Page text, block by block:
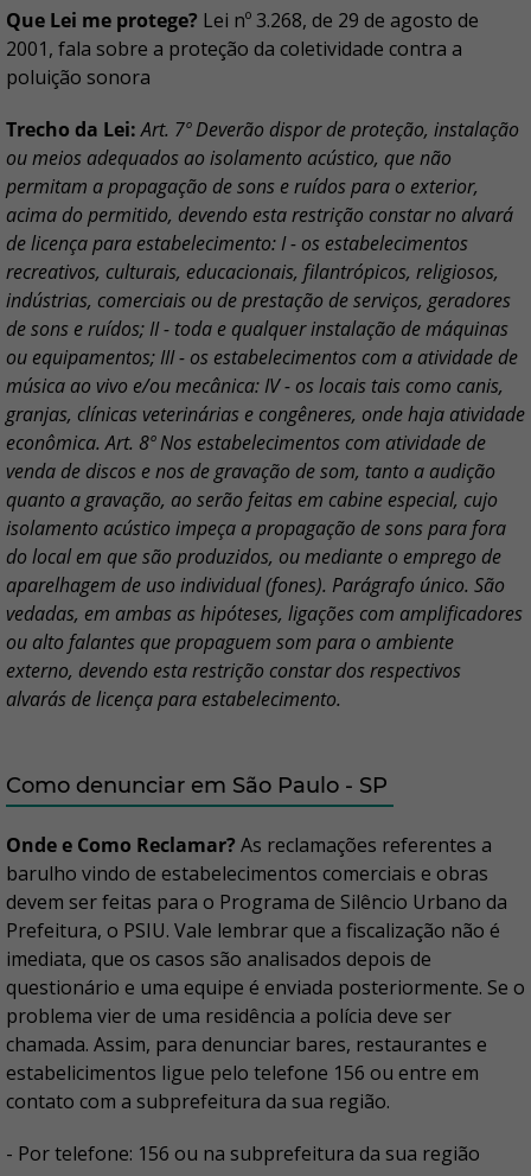
Que Lei me protege? Lei nº 3.268, de 29 de agosto de
2001, fala sobre a proteção da coletividade contra a
poluição sonora
Trecho da Lei: Art. 7º Deverão dispor de proteção, instalação
ou meios adequados ao isolamento acústico, que não
permitam a propagação de sons e ruídos para o exterior,
acima do permitido, devendo esta restrição constar no alvará
de licença para estabelecimento: I - os estabelecimentos
recreativos, culturais, educacionais, filantrópicos, religiosos,
indústrias, comerciais ou de prestação de serviços, geradores
de sons e ruídos; II - toda e qualquer instalação de máquinas
ou equipamentos; III - os estabelecimentos com a atividade de
música ao vivo e/ou mecânica: IV - os locais tais como canis,
granjas, clínicas veterinárias e congêneres, onde haja atividade
econômica. Art. 8º Nos estabelecimentos com atividade de
venda de discos e nos de gravação de som, tanto a audição
quanto a gravação, ao serão feitas em cabine especial, cujo
isolamento acústico impeça a propagação de sons para fora
do local em que são produzidos, ou mediante o emprego de
aparelhagem de uso individual (fones). Parágrafo único. São
vedadas, em ambas as hipóteses, ligações com amplificadores
ou alto falantes que propaguem som para o ambiente
externo, devendo esta restrição constar dos respectivos
alvarás de licença para estabelecimento.
Como denunciar em São Paulo - SP
Onde e Como Reclamar? As reclamações referentes a
barulho vindo de estabelecimentos comerciais e obras
devem ser feitas para o Programa de Silêncio Urbano da
Prefeitura, o PSIU. Vale lembrar que a fiscalização não é
imediata, que os casos são analisados depois de
questionário e uma equipe é enviada posteriormente. Se o
problema vier de uma residência a polícia deve ser
chamada. Assim, para denunciar bares, restaurantes e
estabelicimentos ligue pelo telefone 156 ou entre em
contato com a subprefeitura da sua região.
- Por telefone: 156 ou na subprefeitura da sua região